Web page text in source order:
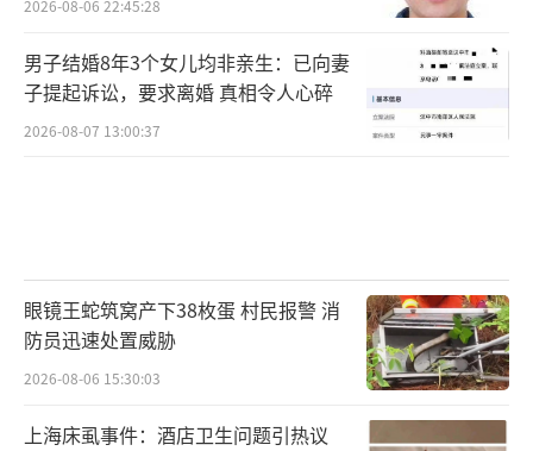
1、身体坐直，保持中立位，肩膀放松；
2、快吸慢呼，鼻吸口呼。
3、吸气时，尽量让空气充盈整个胸腔腹
5、周而复始，重复着过程，单次练习五分
钟即可。（责任编辑：卢其龙 CN070）
2026-08-06 22:45:28
男子结婚8年3个女儿均非亲生：已向妻
子提起诉讼，要求离婚 真相令人心碎
2026-08-07 13:00:37
眼镜王蛇筑窝产下38枚蛋 村民报警 消
防员迅速处置威胁
2026-08-06 15:30:03
上海床虱事件：酒店卫生问题引热议